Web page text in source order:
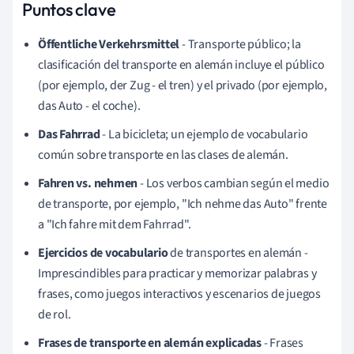
Puntos clave
Öffentliche Verkehrsmittel- Transporte público; la
clasificación del transporte en alemán incluye el público
(por ejemplo, der Zug - el tren) y el privado (por ejemplo,
das Auto - el coche).
Das Fahrrad- La bicicleta; un ejemplo de vocabulario
común sobre transporte en las clases de alemán.
Fahren vs. nehmen- Los verbos cambian según el medio
de transporte, por ejemplo, "Ich nehme das Auto" frente
a "Ich fahre mit dem Fahrrad".
Ejercicios de vocabulariode transportes en alemán -
Imprescindibles para practicar y memorizar palabras y
frases, como juegos interactivos y escenarios de juegos
de rol.
Frases de transporte en alemán explicadas- Frases